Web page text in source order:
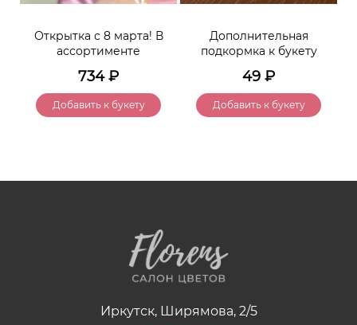
Открытка с 8 марта! В
ассортименте
734₽
Добавить к букету
Дополнительная
подкормка к букету
49 ₽
Добавить к букету
Иркутск, Ширямова, 2/5